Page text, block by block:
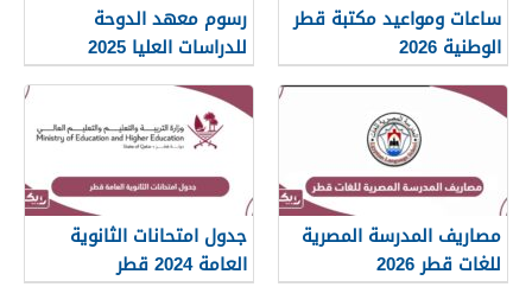
ساعات ومواعيد مكتبة قطر
الوطنية 2026
رسوم معهد الدوحة
للدراسات العليا 2025
مصاريف المدرسة المصرية
للغات قطر 2026
جدول امتحانات الثانوية
العامة 2024 قطر